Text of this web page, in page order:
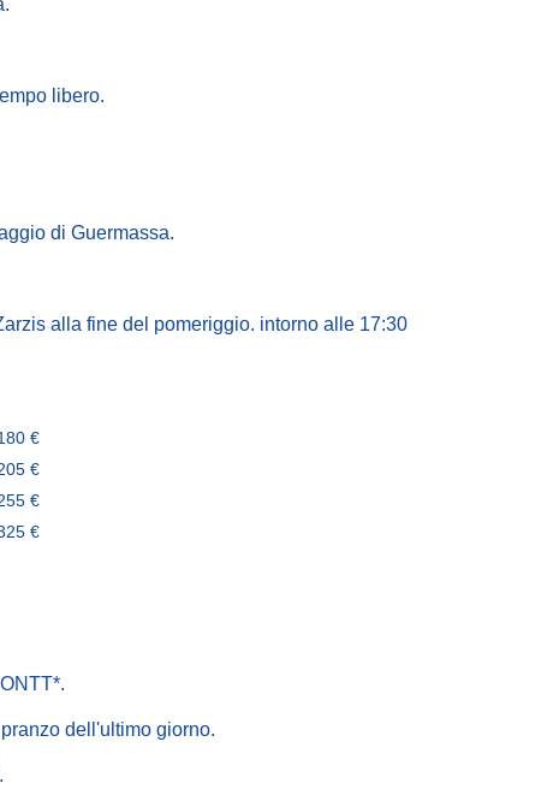
libero.
di Guermassa.
alla fine del pomeriggio. intorno alle 17:30
€
€
€
€
dell'ultimo giorno.